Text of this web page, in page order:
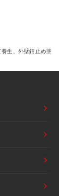
生、外壁錆止め塗